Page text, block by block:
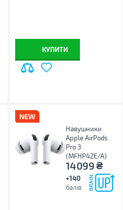
КУПИТИ
Навушники
Apple AirPods
Pro 3
(MFHP4ZE/A)
14099₴
+140
балів